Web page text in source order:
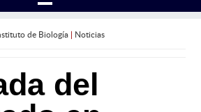
de Biología| Noticias
del